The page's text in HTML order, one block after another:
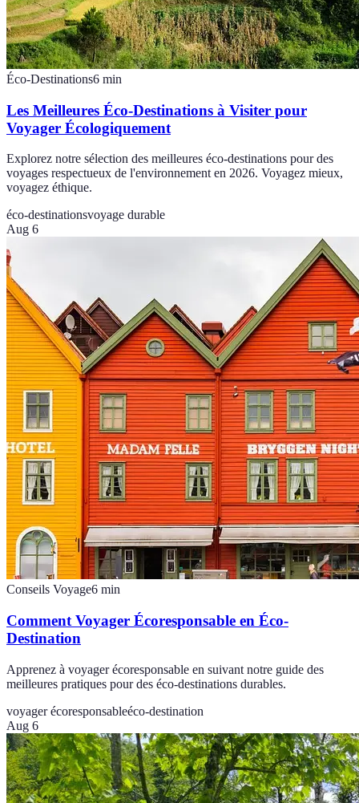
Éco-Destinations6 min
Les Meilleures Éco-Destinations à Visiter pour
Voyager Écologiquement
Explorez notre sélection des meilleures éco-destinations pour des
voyages respectueux de l'environnement en 2026. Voyagez mieux,
voyagez éthique.
éco-destinationsvoyage durable
Aug 6
Conseils Voyage6 min
Comment Voyager Écoresponsable en Éco-
Destination
Apprenez à voyager écoresponsable en suivant notre guide des
meilleures pratiques pour des éco-destinations durables.
voyager écoresponsableéco-destination
Aug 6